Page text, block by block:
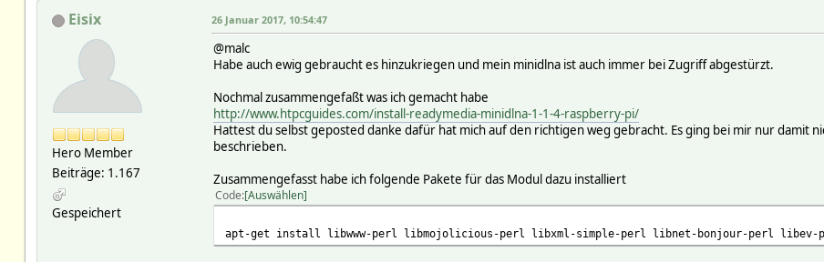
Eisix
Hero Member
Beiträge: 1.167
Gespeichert
26 Januar 2017, 10:54:47
@malc
Habe auch ewig gebraucht es hinzukriegen und mein minidlna ist auch immer bei Zugriff abgestürzt.
Nochmal zusammengefaßt was ich gemacht habe
http://www.htpcguides.com/install-readymedia-minidlna-1-1-4-raspberry-pi/
Hattest du selbst geposted danke dafür hat mich auf den richtigen weg gebracht. Es ging bei mir nur damit
beschrieben.
Zusammengefasst habe ich folgende Pakete für das Modul dazu installiert
Code Auswählen
apt-get install libwww-perl libmojolicious-perl libxml-simple-perl libnet-bonjour-perl